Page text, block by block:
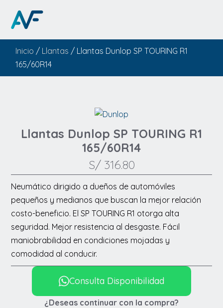
Inicio / Llantas / Llantas Dunlop SP TOURING R1
165/60R14
Llantas Dunlop SP TOURING R1
165/60R14
S/316.80
Neumático dirigido a dueños de automóviles
pequeños y medianos que buscan la mejor relación
costo-beneficio. El SP TOURING R1 otorga alta
seguridad. Mejor resistencia al desgaste. Fácil
maniobrabilidad en condiciones mojadas y
comodidad al conducir.
¿Deseas continuar con la compra?
Consulta Disponibilidad